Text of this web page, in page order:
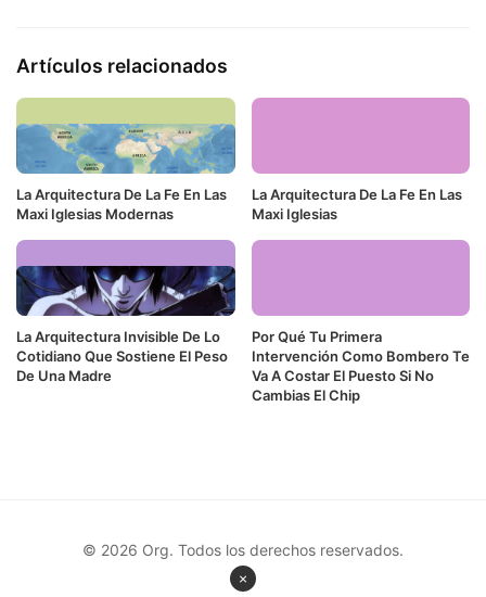
Artículos relacionados
La Arquitectura De La Fe En Las
Maxi Iglesias Modernas
La Arquitectura De La Fe En Las
Maxi Iglesias
La Arquitectura Invisible De Lo
Cotidiano Que Sostiene El Peso
De Una Madre
Por Qué Tu Primera
Intervención Como Bombero Te
Va A Costar El Puesto Si No
Cambias El Chip
×
© 2026 Org. Todos los derechos reservados.